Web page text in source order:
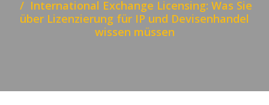
International Exchange Licensing: Was Sie
über Lizenzierung für IP und Devisenhandel
wissen müssen